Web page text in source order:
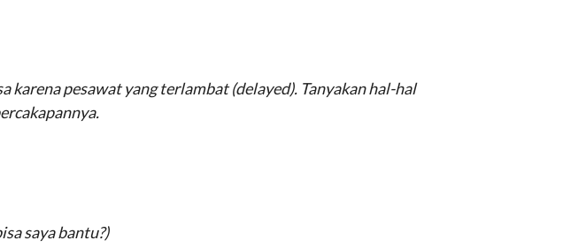
karena pesawat yang terlambat (delayed). Tanyakan hal-hal
saya bantu?)